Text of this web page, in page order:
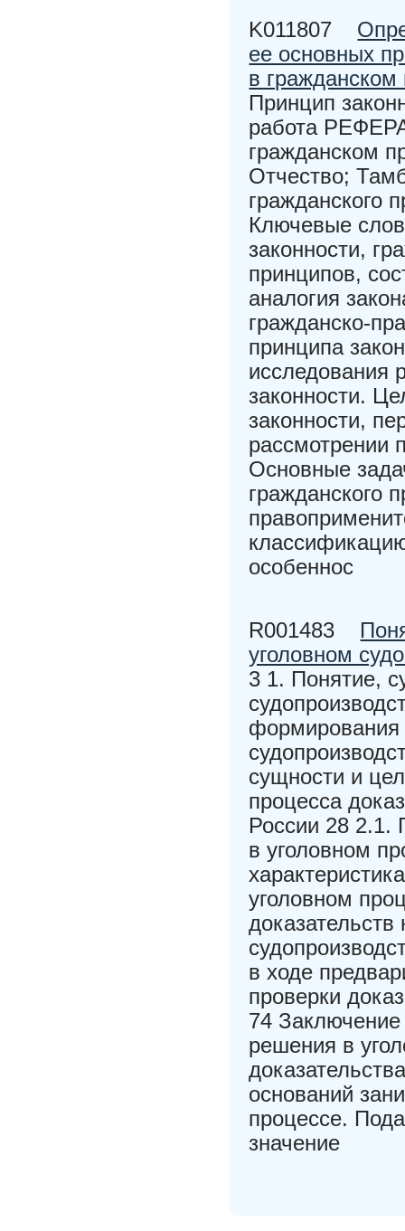
K011807
ее основных
в гражданском
Принцип
работа
гражданском
Отчество;
гражданского
Ключевые
законности,
принципов,
аналогия
гражданско-
принципа
исследования
законности.
законности,
рассмотрении
Основные
гражданского
особеннос
R001483
уголовном
3 1. Понятие,
формирования
сущности и
процесса
России 28 2.1.
в уголовном
уголовном
доказательств
в ходе
проверки
74
решения в
оснований
процессе.
значение